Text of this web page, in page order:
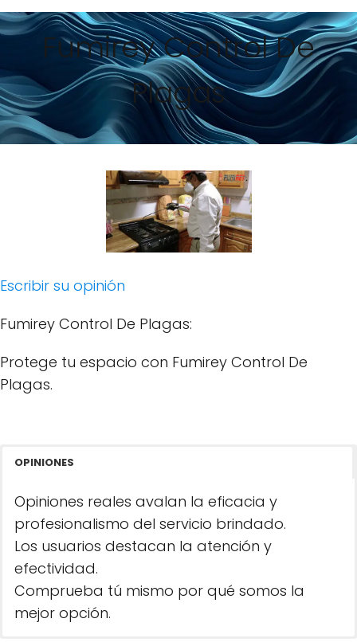
Fumirey Control De
Plagas
Escribir su opinión
Fumirey Control De Plagas:
Protege tu espacio con Fumirey Control De
Plagas.
OPINIONES
Opiniones reales avalan la eficacia y
profesionalismo del servicio brindado.
Los usuarios destacan la atención y
efectividad.
Comprueba tú mismo por qué somos la
mejor opción.